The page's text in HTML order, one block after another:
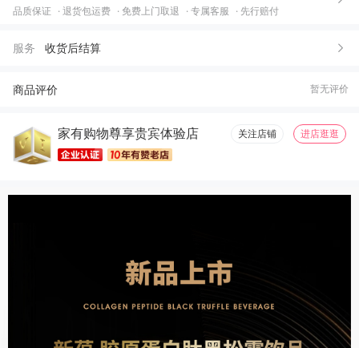
品质保证 退货包运费 免费上门取退 专属客服 先行赔付
服务 收货后结算
商品评价 暂无评价
家有购物尊享贵宾体验店 关注店铺 进店逛逛